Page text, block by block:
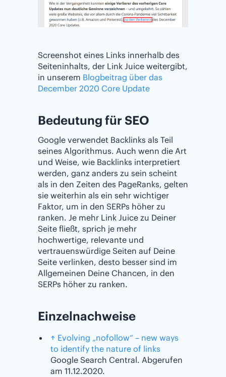
Screenshot eines Links innerhalb des
Seiteninhalts, der Link Juice weitergibt,
in unserem Blogbeitrag über das
December 2020 Core Update
Bedeutung für SEO
Google verwendet Backlinks als Teil
seines Algorithmus. Auch wenn die Art
und Weise, wie Backlinks interpretiert
werden, ganz anders zu sein scheint
als in den Zeiten des PageRanks, gelten
sie weiterhin als ein sehr wichtiger
Faktor, um in den SERPs höher zu
ranken. Je mehr Link Juice zu Deiner
Seite fließt, sprich je mehr
hochwertige, relevante und
vertrauenswürdige Seiten auf Deine
Seite verlinken, desto besser sind im
Allgemeinen Deine Chancen, in den
SERPs höher zu ranken.
Einzelnachweise
↑ Evolving „nofollow“ – new ways
to identify the nature of links
Google Search Central. Abgerufen
am 11.12.2020.